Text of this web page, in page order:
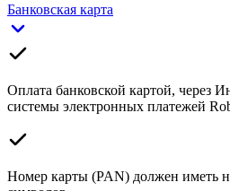
Банковская карта
Оплата банковской картой, через
системы электронных платежей
Номер карты (PAN) должен иметь